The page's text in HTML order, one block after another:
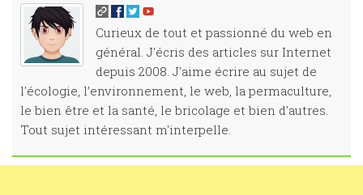
Curieux de tout et passionné du web en
général. J'écris des articles sur Internet
depuis 2008. J'aime écrire au sujet de
l'écologie, l’environnement, le web, la permaculture,
le bien être et la santé, le bricolage et bien d'autres.
Tout sujet intéressant m'interpelle.